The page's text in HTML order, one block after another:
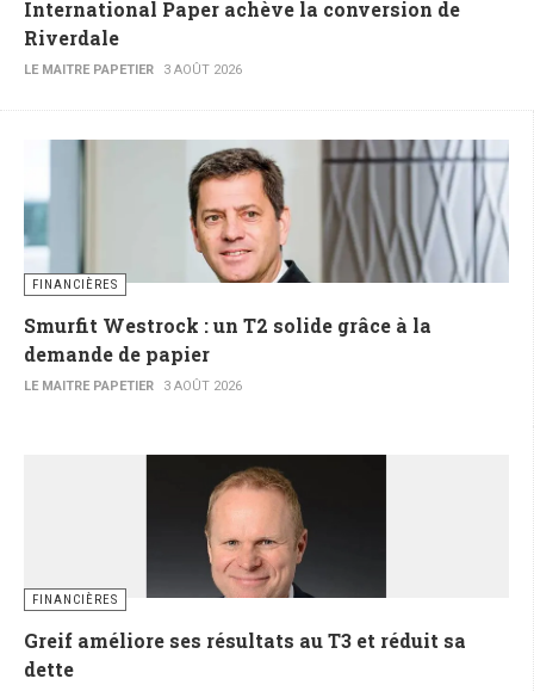
International Paper achève la conversion de
Riverdale
LE MAITRE PAPETIER 3 AOÛT 2026
FINANCIÈRES
Smurfit Westrock : un T2 solide grâce à la
demande de papier
LE MAITRE PAPETIER 3 AOÛT 2026
FINANCIÈRES
Greif améliore ses résultats au T3 et réduit sa
dette